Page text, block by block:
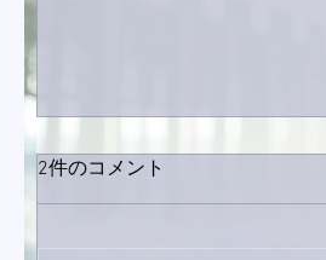
2件のコメント